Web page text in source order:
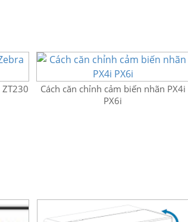
Cách căn chỉnh cảm biến nhãn PX4i
PX6i